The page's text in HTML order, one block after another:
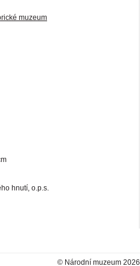
muzeum
hnutí, o.p.s.
© Národní muzeum 2026